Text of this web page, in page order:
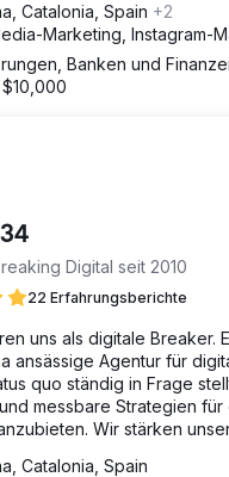
Catalonia, Spain +2
Marketing, Instagram-
Banken und
Digital seit 2010
22 Erfahrungsberichte
uns als digitale Breaker.
ansässige Agentur für
quo ständig in Frage
messbare Strategien für
Wir stärken
Catalonia, Spain